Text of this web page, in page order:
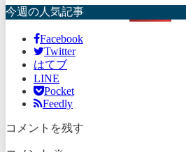
今週の人気記事
Facebook
Twitter
はてブ
LINE
Pocket
Feedly
コメントを残す